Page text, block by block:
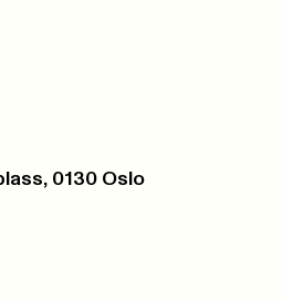
0130 Oslo